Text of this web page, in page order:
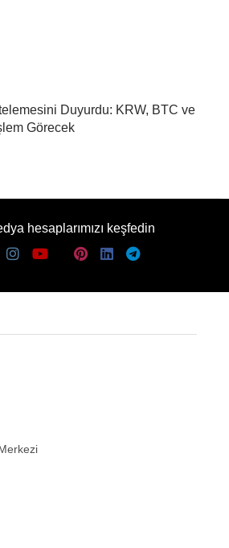
Duyurdu: KRW, BTC ve
Görecek
hesaplarımızı keşfedin